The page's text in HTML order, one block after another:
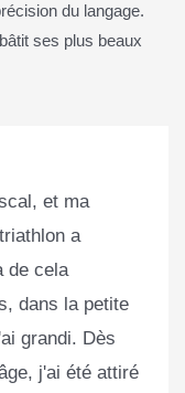
du langage.
ses plus beaux
et ma
a
de cela
dans la petite
grandi. Dès
j'ai été attiré